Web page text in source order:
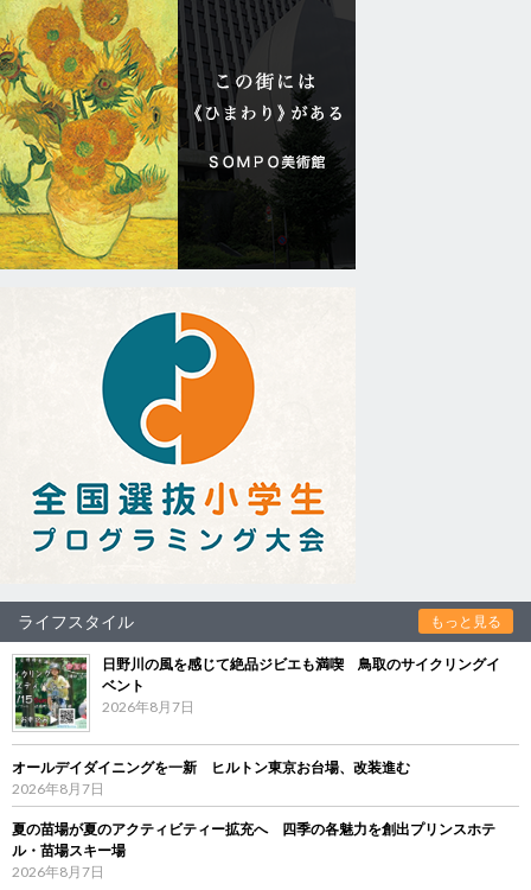
ライフスタイル もっと見る
日野川の風を感じて絶品ジビエも満喫 鳥取のサイクリングイ
ベント
2026年8月7日
オールデイダイニングを一新 ヒルトン東京お台場、改装進む
2026年8月7日
夏の苗場が夏のアクティビティー拡充へ 四季の各魅力を創出プリンスホテ
ル・苗場スキー場
2026年8月7日